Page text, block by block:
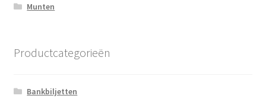
Munten
Productcategorieën
Bankbiljetten